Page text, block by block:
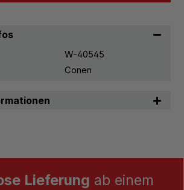
W-40545
Conen
Lieferung ab einem